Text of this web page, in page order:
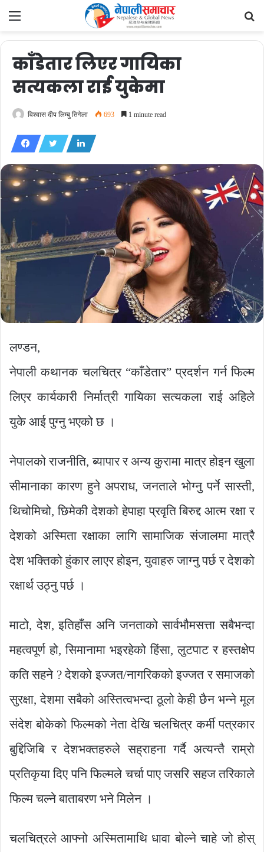
Menu
काँडेतार लिएर गायिका
सत्यकला राई युकेमा
विश्वास दीप लिम्बु तिगेला 693 1 minute read
लण्डन,
नेपाली कथानक चलचित्र “काँडेतार” प्रदर्शन गर्न फिल्म
लिएर कार्यकारी निर्मात्री गायिका सत्यकला राई अहिले
युके आई पुग्नु भएको छ ।
नेपालको राजनीति, ब्यापार र अन्य कुरामा मात्र होइन खुला
सीमानाका कारण हुने अपराध, जनताले भोग्नु पर्ने सास्ती,
थिचोमिचो, छिमेकी देशको हेपाहा प्रवृति बिरुद्द आत्म रक्षा र
देशको अस्मिता रक्षाका लागि सामाजिक संजालमा मात्रै
देश भक्तिको हुंकार लाएर होइन, युवाहरु जाग्नु पर्छ र देशको
रक्षार्थ उठ्नु पर्छ ।
माटो, देश, इतिहाँस अनि जनताको सार्वभौमसत्ता सबैभन्दा
महत्वपूर्ण हो, सिमानामा भइरहेको हिंसा, लुटपाट र हस्तक्षेप
कति सहने ? देशको इज्जत/नागरिकको इज्जत र समाजको
सुरक्षा, देशमा सबैको अस्तित्वभन्दा ठूलो केही छैन भन्ने मूल
संदेश बोकेको फिल्मको नेता देखि चलचित्र कर्मी पत्रकार
बुद्दिजिबि र देशभक्तहरुले सह्राहना गर्दै अत्यन्तै राम्रो
प्रतिकृया दिए पनि फिल्मले चर्चा पाए जसरि सहज तरिकाले
फिल्म चल्ने बाताबरण भने मिलेन ।
चलचित्रले आफ्नो अस्मितामाथि धावा बोल्ने चाहे जो होस्